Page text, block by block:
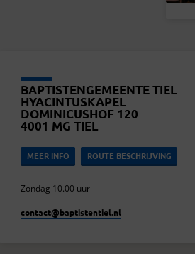
BAPTISTENGEMEENTE TIEL
HYACINTUSKAPEL
DOMINICUSHOF 120
4001 MG TIEL
MEER INFO ROUTE BESCHRIJVING
Zondag 10.00 uur
contact​@baptistentiel.nl